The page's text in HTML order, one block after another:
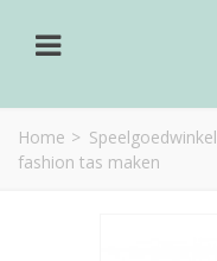
Home > Speelgoedwinkel
fashion tas maken